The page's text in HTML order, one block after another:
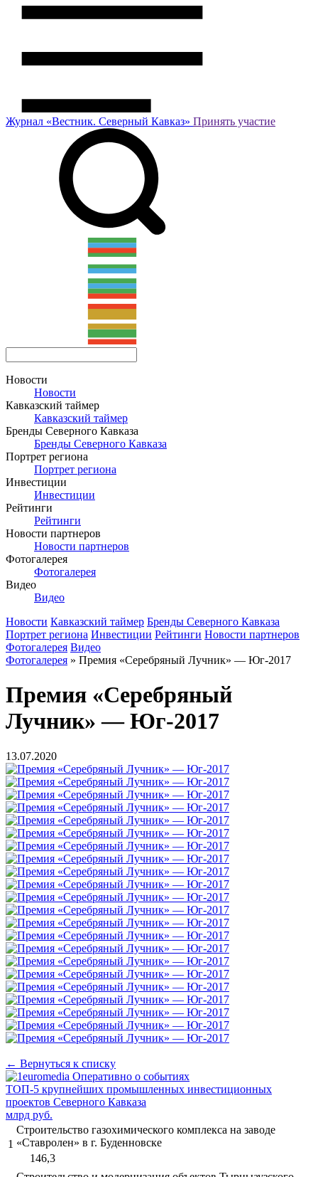
Журнал «Вестник. Северный Кавказ» Принять участие
Новости
Новости
Кавказский таймер
Кавказский таймер
Бренды Северного Кавказа
Бренды Северного Кавказа
Портрет региона
Портрет региона
Инвестиции
Инвестиции
Рейтинги
Рейтинги
Новости партнеров
Новости партнеров
Фотогалерея
Фотогалерея
Видео
Видео
Новости Кавказский таймер Бренды Северного Кавказа
Портрет региона Инвестиции Рейтинги Новости партнеров
Фотогалерея Видео
Фотогалерея » Премия «Серебряный Лучник» — Юг-2017
Премия «Серебряный
Лучник» — Юг-2017
13.07.2020
← Вернуться к списку
ТОП-5 крупнейших промышленных инвестиционных
проектов Северного Кавказа
млрд руб.
1
Строительство газохимического комплекса на заводе
«Ставролен» в г. Буденновске
146,3